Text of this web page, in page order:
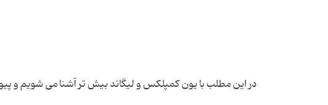
در این مطلب با یون کمپلکس و لیگاند بیش تر آشنا می شویم و